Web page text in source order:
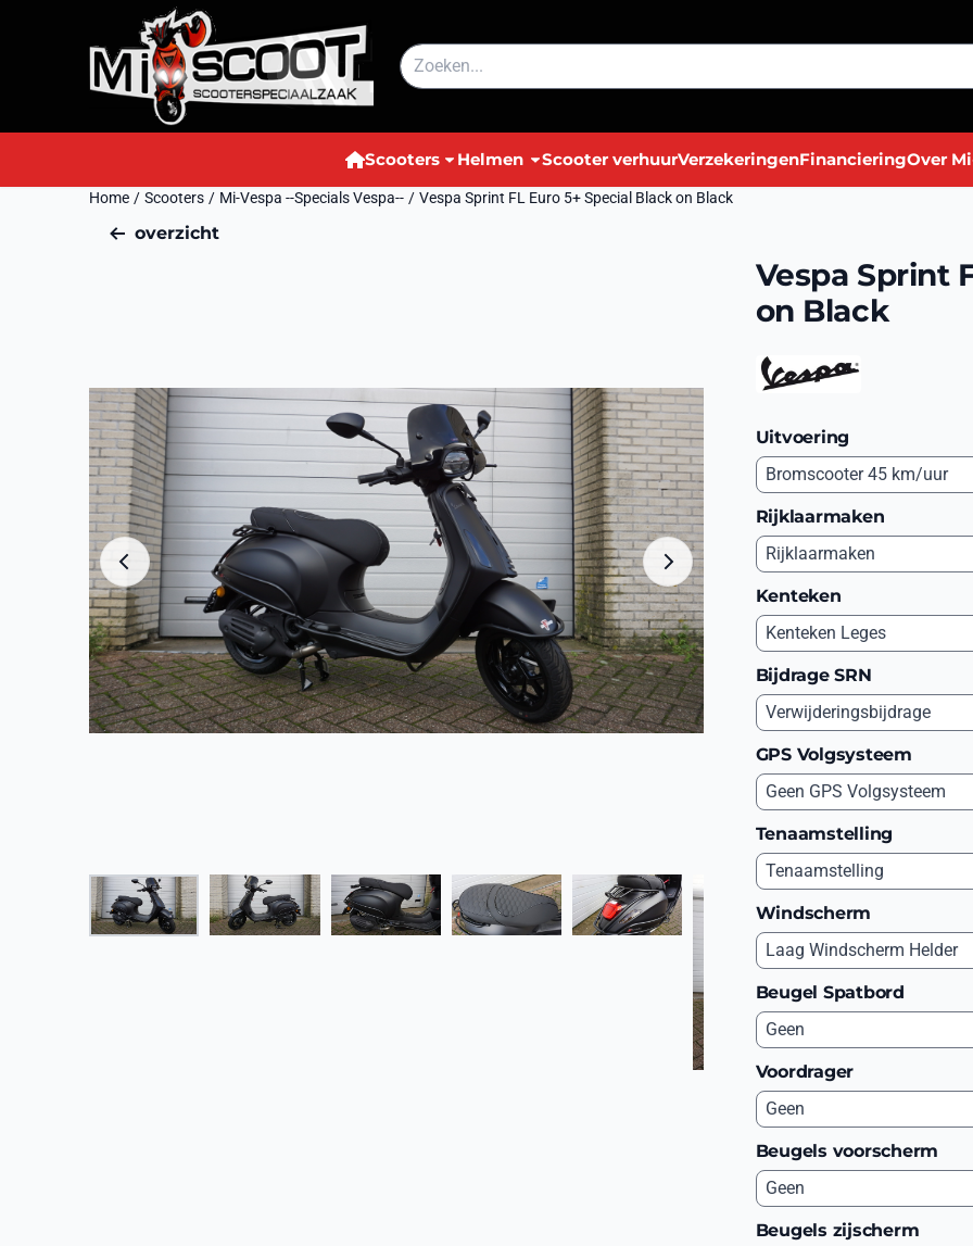
Cookievoorkeuren zijn momenteel gesloten.
Zoeken
Scooters Helmen Scooter verhuurVerzekeringenFinancieringOver
Home / Scooters / Mi-Vespa --Specials Vespa-- / Vespa Sprint FL Euro 5+ Special Black on Black
overzicht
Vespa Sprint
on Black
Uitvoering
Rijklaarmaken
Kenteken
Bijdrage SRN
GPS Volgsysteem
Tenaamstelling
Windscherm
Beugel Spatbord
Voordrager
Beugels voorscherm
Beugels zijscherm